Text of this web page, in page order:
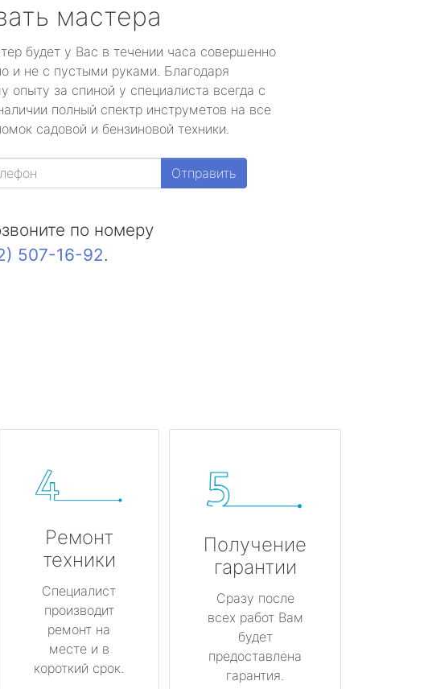
мастера
будет у Вас в течении часа совершенно
и не с пустыми руками. Благодаря
опыту за спиной у специалиста всегда с
полный спектр инструметов на все
садовой и бензиновой техники.
Отправить
по номеру
507-16-92.
Ремонт
техники
Специалист
производит
ремонт на
месте и в
короткий срок.
Получение
гарантии
Сразу после
всех работ Вам
будет
предоставлена
гарантия.